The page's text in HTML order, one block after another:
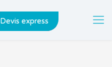
Devis express